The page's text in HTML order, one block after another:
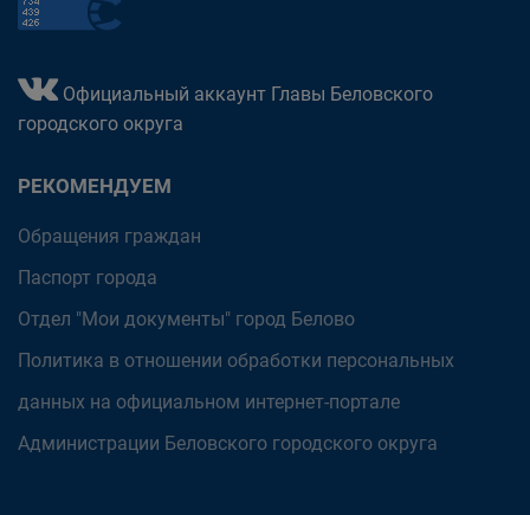
Официальный аккаунт Главы Беловского
городского округа
РЕКОМЕНДУЕМ
Обращения граждан
Паспорт города
Отдел "Мои документы" город Белово
Политика в отношении обработки персональных
данных на официальном интернет-портале
Администрации Беловского городского округа